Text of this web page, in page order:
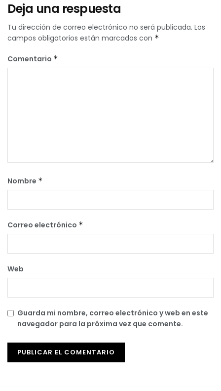
Deja una respuesta
Tu dirección de correo electrónico no será publicada. Los
campos obligatorios están marcados con *
Comentario *
Nombre *
Correo electrónico *
Web
Guarda mi nombre, correo electrónico y web en este
navegador para la próxima vez que comente.